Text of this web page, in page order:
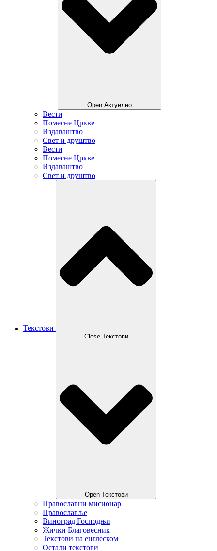
Open Актуелно
Вести
Помесне Цркве
Издаваштво
Свет и друштво
Вести
Помесне Цркве
Издаваштво
Свет и друштво
Текстови
Close Текстови
Open Текстови
Православни мисионар
Православље
Виноград Господњи
Жички Благовесник
Текстови на енглеском
Остали текстови